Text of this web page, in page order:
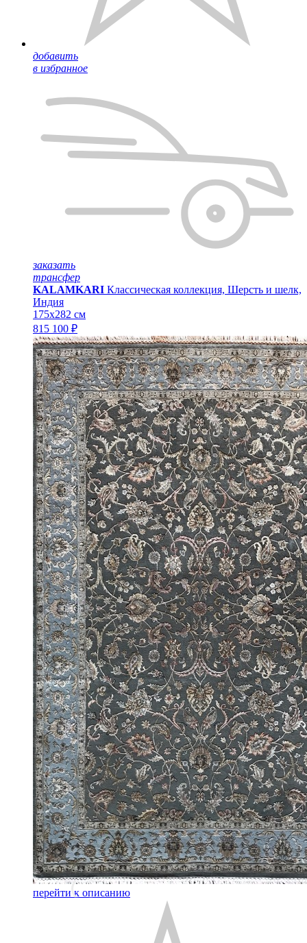
добавить
в избранное
заказать
трансфер
KALAMKARI Классическая коллекция, Шерсть и шелк,
Индия
175x282 см
815 100 ₽
перейти к описанию